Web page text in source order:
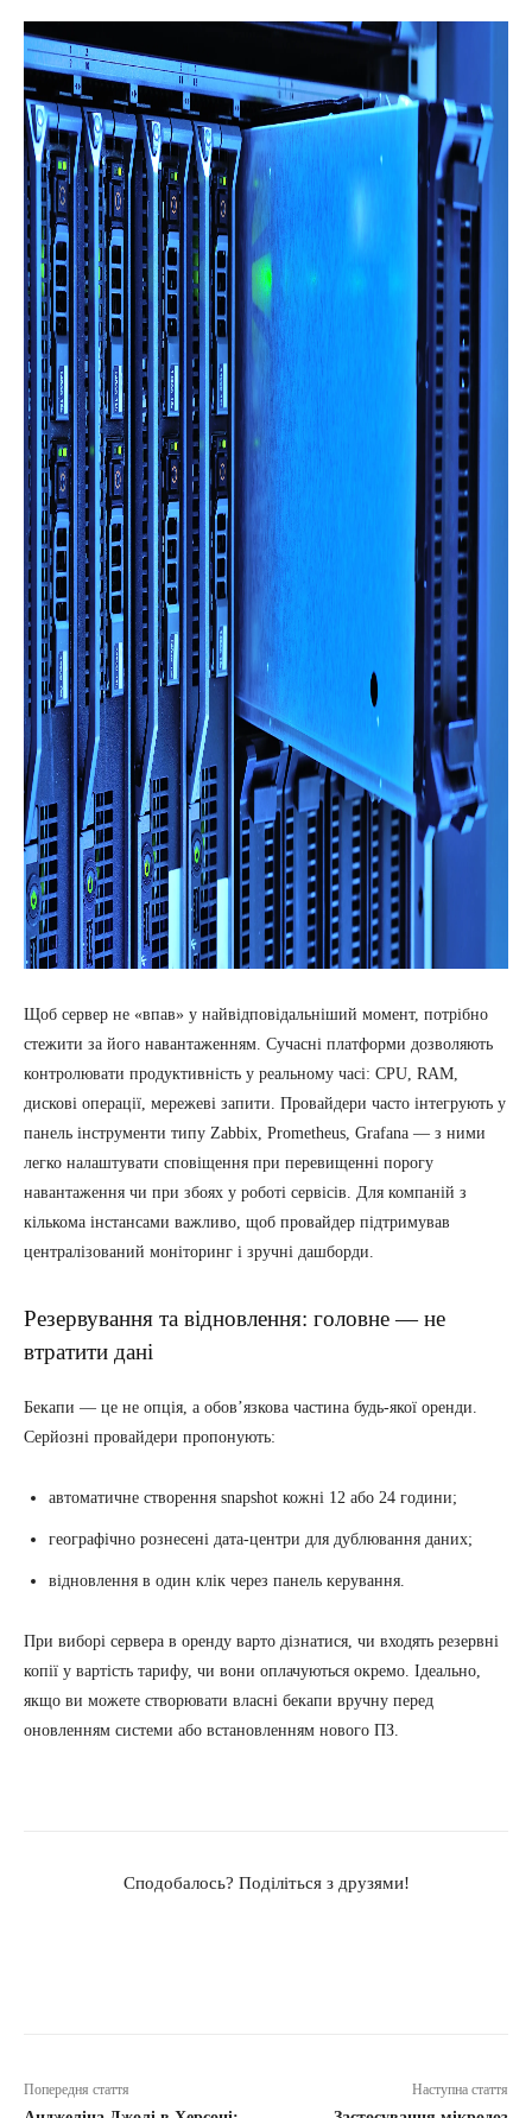
Щоб сервер не «впав» у найвідповідальніший момент, потрібно
стежити за його навантаженням. Сучасні платформи дозволяють
контролювати продуктивність у реальному часі: CPU, RAM,
дискові операції, мережеві запити. Провайдери часто інтегрують у
панель інструменти типу Zabbix, Prometheus, Grafana — з ними
легко налаштувати сповіщення при перевищенні порогу
навантаження чи при збоях у роботі сервісів. Для компаній з
кількома інстансами важливо, щоб провайдер підтримував
централізований моніторинг і зручні дашборди.
Резервування та відновлення: головне — не
втратити дані
Бекапи — це не опція, а обов’язкова частина будь-якої оренди.
Серйозні провайдери пропонують:
автоматичне створення snapshot кожні 12 або 24 години;
географічно рознесені дата-центри для дублювання даних;
відновлення в один клік через панель керування.
При виборі сервера в оренду варто дізнатися, чи входять резервні
копії у вартість тарифу, чи вони оплачуються окремо. Ідеально,
якщо ви можете створювати власні бекапи вручну перед
оновленням системи або встановленням нового ПЗ.
Сподобалось? Поділіться з друзями!
Попередня стаття Наступна стаття